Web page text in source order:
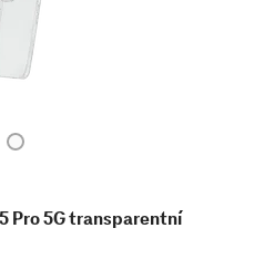
Pro 5G transparentní